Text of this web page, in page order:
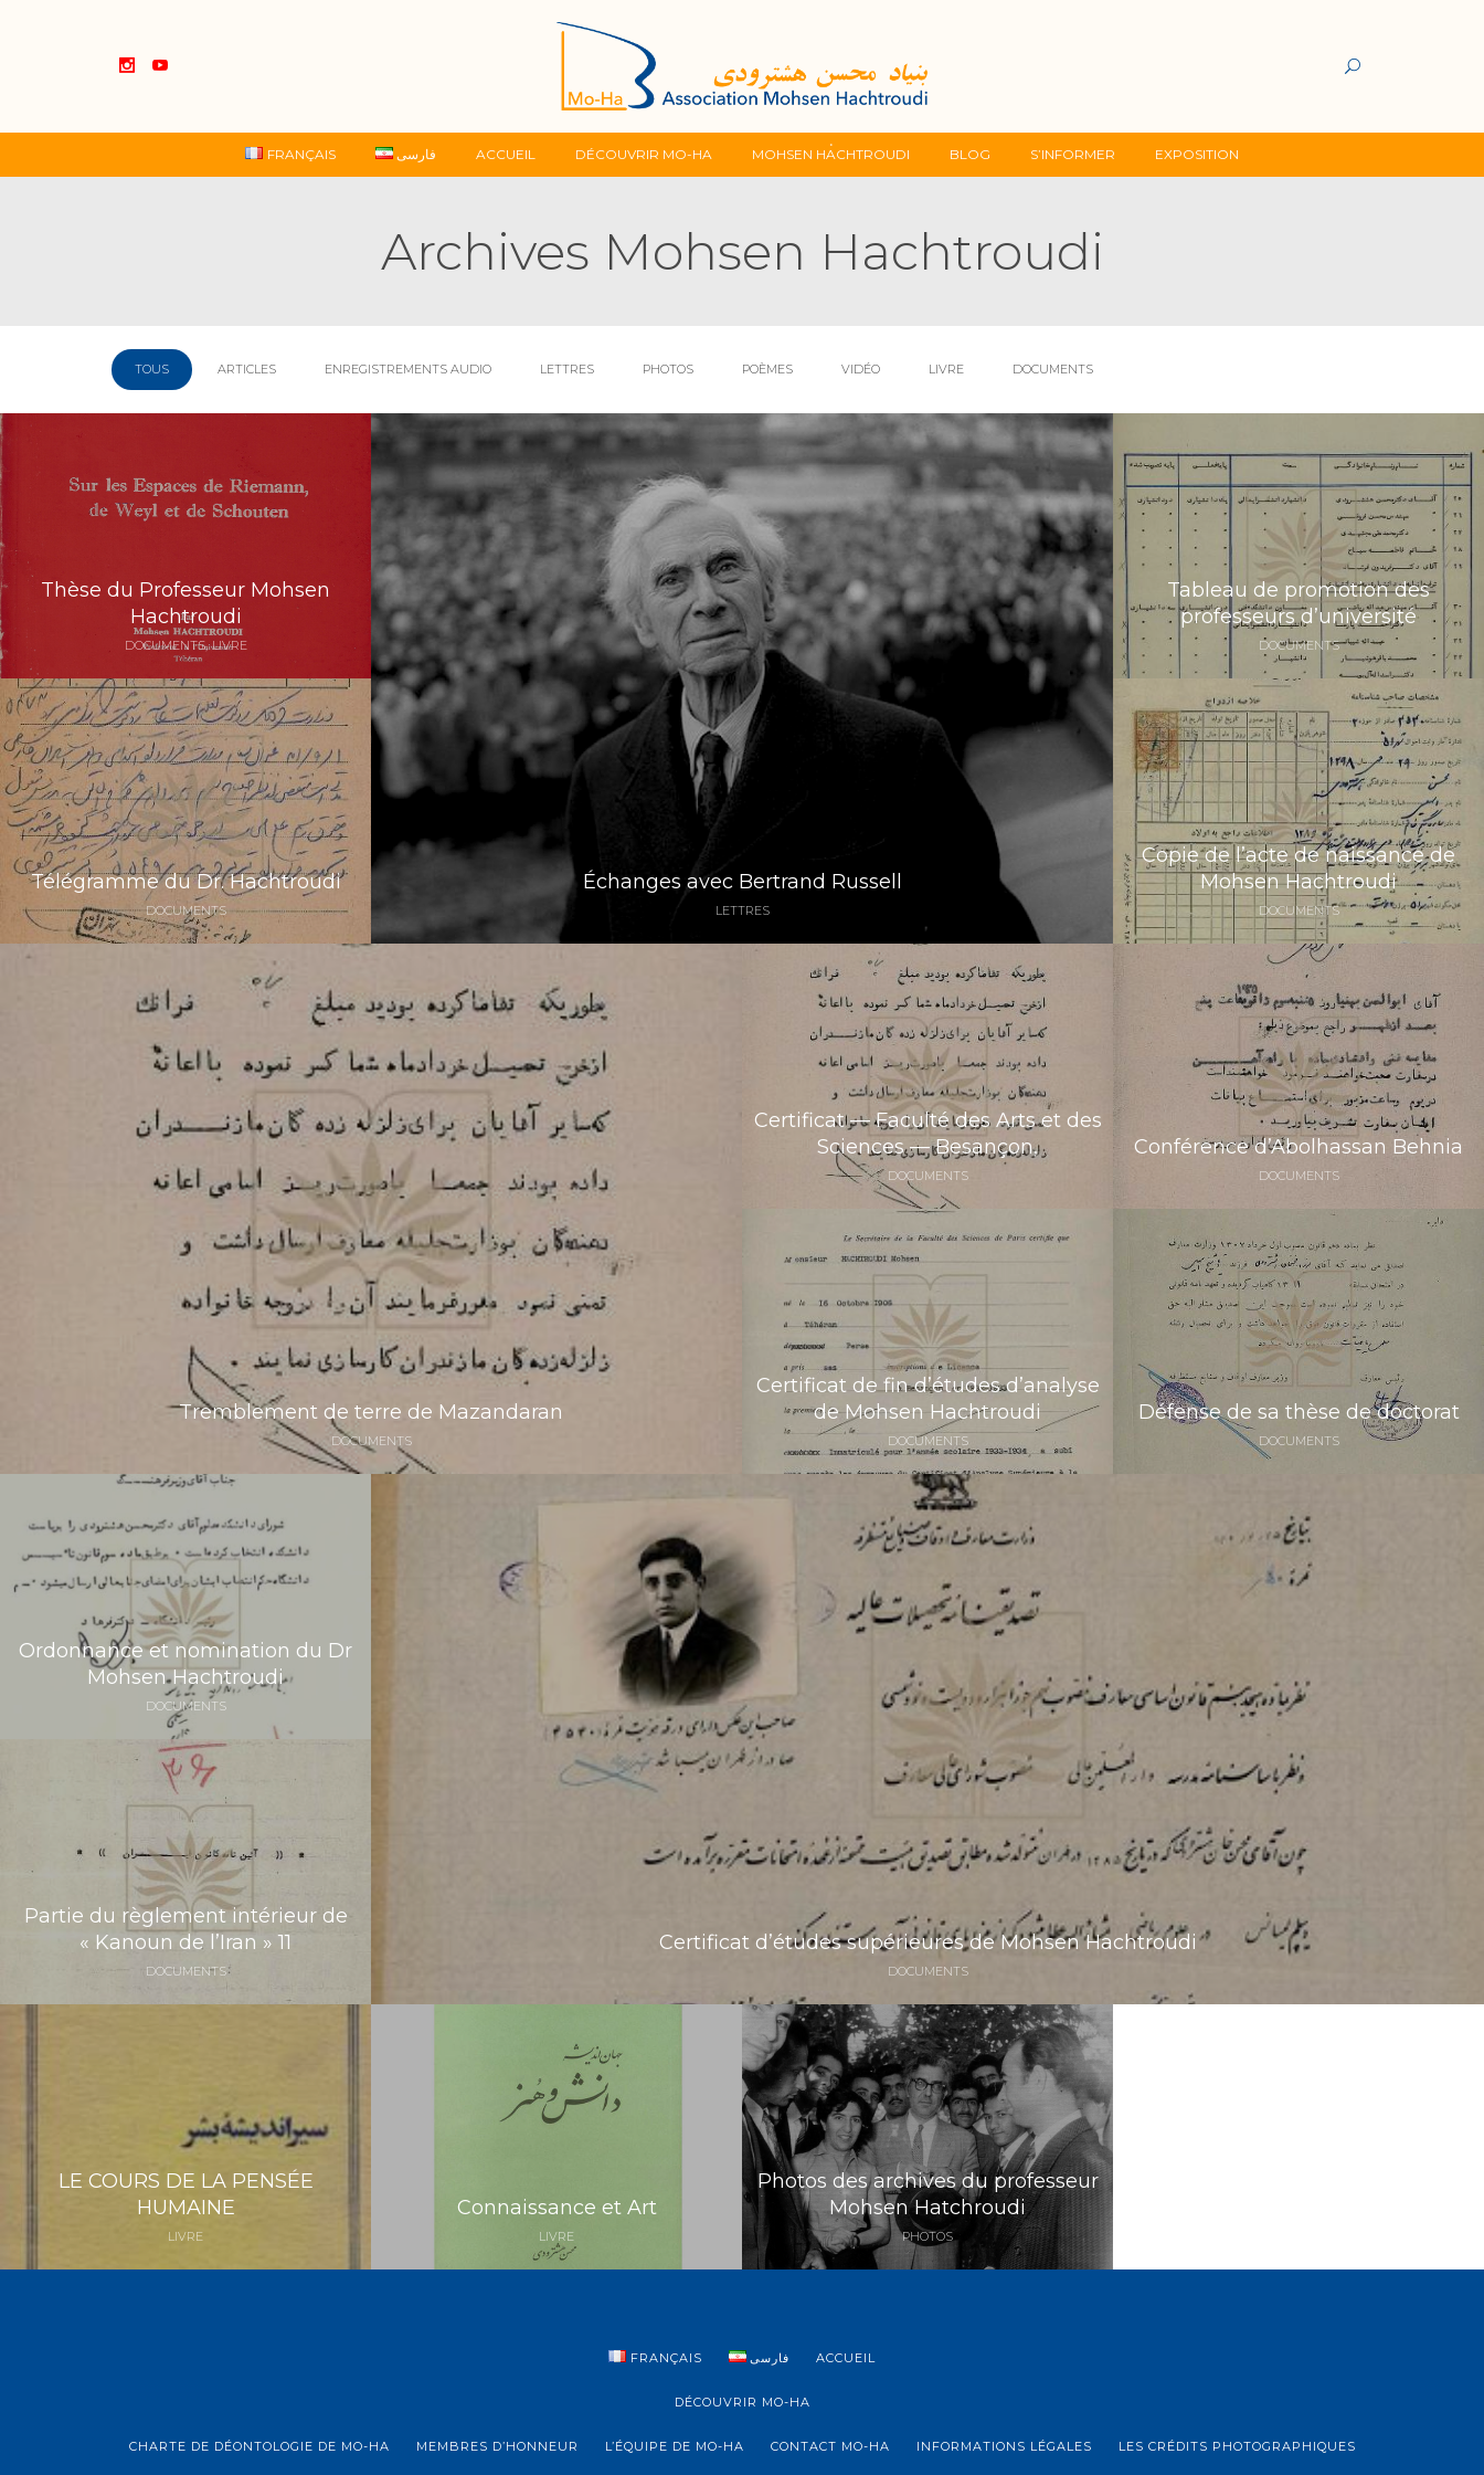
Skip
content
FRANÇAIS فارسی ACCUEIL DÉCOUVRIR MO-HA MOHSEN HACHTROUDI BLOG S’INFORMER EXPOSITION
Archives Mohsen Hachtroudi
TOUS ARTICLES ENREGISTREMENTS AUDIO LETTRES PHOTOS POÈMES VIDÉO LIVRE DOCUMENTS
Thèse du Professeur Mohsen
Hachtroudi
DOCUMENTS LIVRE
Échanges avec Bertrand Russell
LETTRES
Tableau de promotion des
professeurs d’université
DOCUMENTS
Télégramme du Dr. Hachtroudi
DOCUMENTS
Copie de l’acte de naissance de
Mohsen Hachtroudi
DOCUMENTS
Tremblement de terre de Mazandaran
DOCUMENTS
Certificat — Faculté des Arts et des
Sciences — Besançon,
DOCUMENTS
Conférence d’Abolhassan Behnia
DOCUMENTS
Certificat de fin d’études d’analyse
de Mohsen Hachtroudi
DOCUMENTS
Défense de sa thèse de doctorat
DOCUMENTS
Ordonnance et nomination du Dr
Mohsen Hachtroudi
DOCUMENTS
Certificat d’études supérieures de Mohsen Hachtroudi
DOCUMENTS
Partie du règlement intérieur de
« Kanoun de l’Iran » 11
DOCUMENTS
LE COURS DE LA PENSÉE
HUMAINE
LIVRE
Connaissance et Art
LIVRE
Photos des archives du professeur
Mohsen Hatchroudi
PHOTOS
FRANÇAIS فارسی ACCUEIL
DÉCOUVRIR MO-HA
CHARTE DE DÉONTOLOGIE DE MO-HA MEMBRES D’HONNEUR L’ÉQUIPE DE MO-HA CONTACT MO-HA INFORMATIONS LÉGALES LES CRÉDITS PHOTOGRAPHIQUES